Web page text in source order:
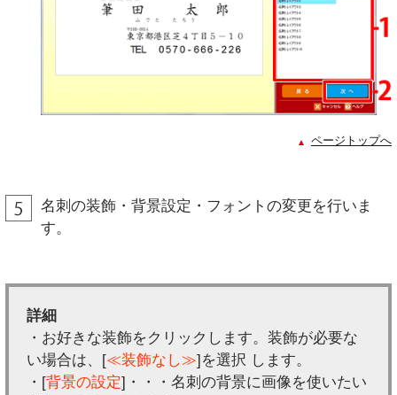
ページトップへ
名刺の装飾・背景設定・フォントの変更を行いま
す。
詳細
・お好きな装飾をクリックします。装飾が必要な
い場合は、[≪装飾なし≫]を選択 します。
・[背景の設定]・・・名刺の背景に画像を使いたい